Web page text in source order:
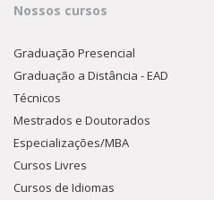
Nossos cursos
Graduação Presencial
Graduação a Distância - EAD
Técnicos
Mestrados e Doutorados
Especializações/MBA
Cursos Livres
Cursos de Idiomas